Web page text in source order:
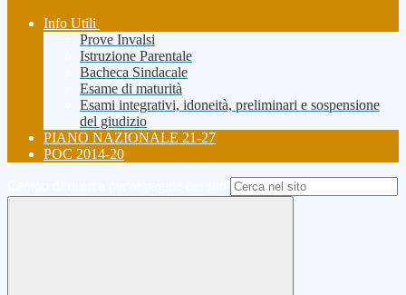
Info Utili
Prove Invalsi
Istruzione Parentale
Bacheca Sindacale
Esame di maturità
Esami integrativi, idoneità, preliminari e sospensione
del giudizio
PIANO NAZIONALE 21-27
POC 2014-20